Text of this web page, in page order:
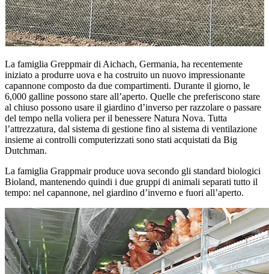
La famiglia Greppmair di Aichach, Germania, ha recentemente
iniziato a produrre uova e ha costruito un nuovo impressionante
capannone composto da due compartimenti. Durante il giorno, le
6,000 galline possono stare all’aperto. Quelle che preferiscono stare
al chiuso possono usare il giardino d’inverso per razzolare o passare
del tempo nella voliera per il benessere Natura Nova. Tutta
l’attrezzatura, dal sistema di gestione fino al sistema di ventilazione
insieme ai controlli computerizzati sono stati acquistati da Big
Dutchman.
La famiglia Grappmair produce uova secondo gli standard biologici
Bioland, mantenendo quindi i due gruppi di animali separati tutto il
tempo: nel capannone, nel giardino d’inverno e fuori all’aperto.